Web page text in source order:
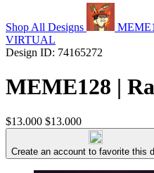
Shop All Designs
VIRTUAL
Design ID: 74165272
MEME128 |
$13.000 $13.000
Create an account to favorite this